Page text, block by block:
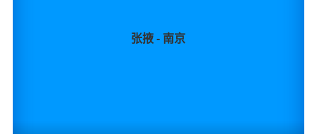
张掖 - 南京